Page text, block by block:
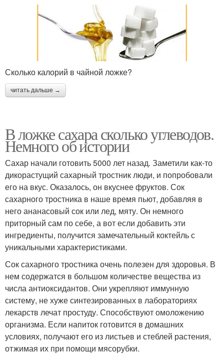
Сколько калорий в чайной ложке?
читать дальше →
В ложке сахара сколько углеводов.
Немного об истории
Сахар начали готовить 5000 лет назад. Заметили как-то
дикорастущий сахарный тростник люди, и попробовали
его на вкус. Оказалось, он вкуснее фруктов. Сок
сахарного тростника в наше время пьют, добавляя в
него ананасовый сок или лед, мяту. Он немного
приторный сам по себе, а вот если добавить эти
ингредиенты, получится замечательный коктейль с
уникальными характеристиками.
Сок сахарного тростника очень полезен для здоровья. В
нем содержатся в большом количестве вещества из
числа антиоксидантов. Они укрепляют иммунную
систему, не хуже синтезированных в лабораториях
лекарств лечат простуду. Способствуют омоложению
организма. Если напиток готовится в домашних
условиях, получают его из листьев и стеблей растения,
отжимая их при помощи мясорубки.